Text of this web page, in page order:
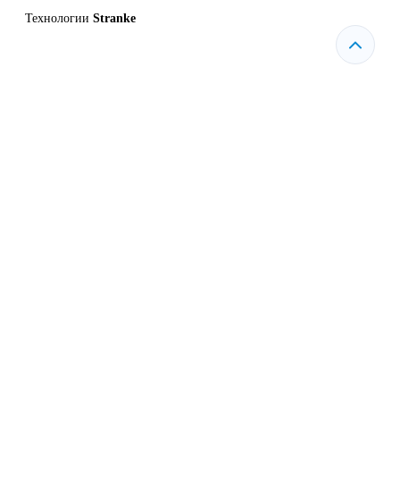
Технологии Stranke